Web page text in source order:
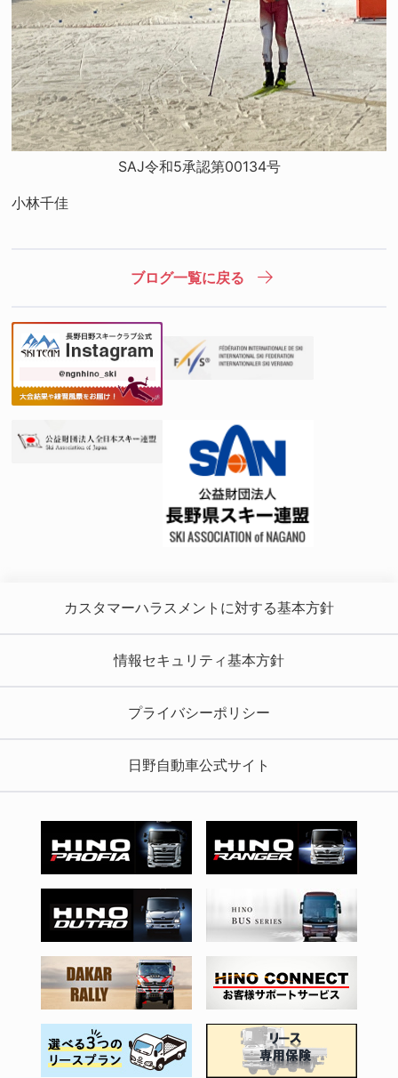
SAJ令和5承認第00134号
小林千佳
ブログ一覧に戻る
カスタマーハラスメントに対する基本方針
情報セキュリティ基本方針
プライバシーポリシー
日野自動車公式サイト